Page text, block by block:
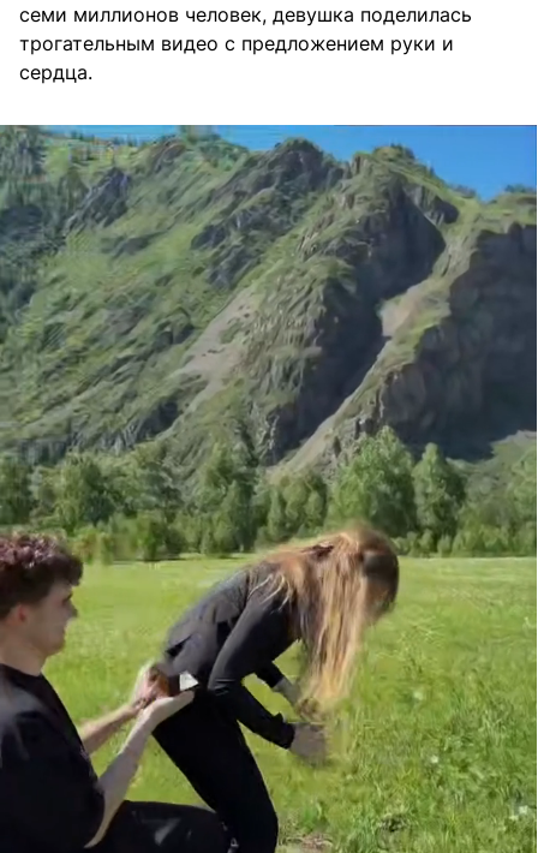
семи миллионов человек, девушка поделилась
трогательным видео с предложением руки и
сердца.